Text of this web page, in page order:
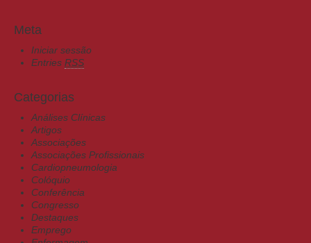
Meta
Iniciar sessão
Entries RSS
Categorias
Análises Clínicas
Artigos
Associações
Associações Profissionais
Cardiopneumologia
Colóquio
Conferência
Congresso
Destaques
Emprego